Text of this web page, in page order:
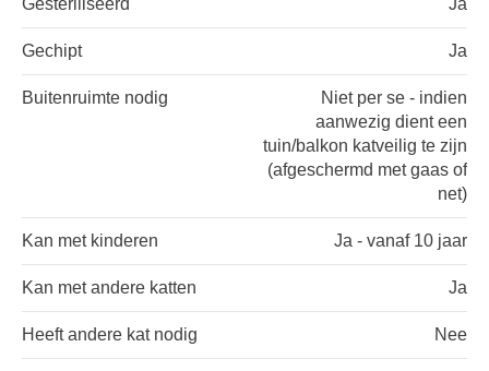
Gesteriliseerd Ja
Gechipt Ja
Buitenruimte nodig
Niet per se - indien
aanwezig dient een
tuin/balkon katveilig te zijn
(afgeschermd met gaas of
net)
Kan met kinderen Ja - vanaf 10 jaar
Kan met andere katten Ja
Heeft andere kat nodig Nee